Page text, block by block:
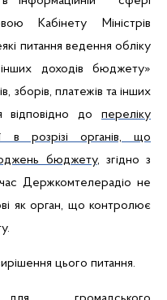
Кабінету Міністрів
питання ведення обліку
інших доходів бюджету»
зборів, платежів та інших
відповідно до переліку
в розрізі органів, що
бюджету, згідно з
Держкомтелерадіо не
як орган, що контролює
цього питання.